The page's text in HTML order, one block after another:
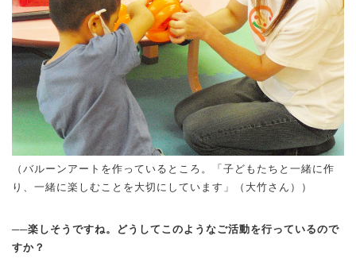
（バルーンアートを作っているところ。「子どもたちと一緒に作
り、一緒に楽しむことを大切にしています」（大竹さん））
──楽しそうですね。どうしてこのようなご活動を行っているので
すか？